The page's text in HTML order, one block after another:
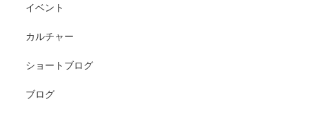
イベント
カルチャー
ショートブログ
ブログ